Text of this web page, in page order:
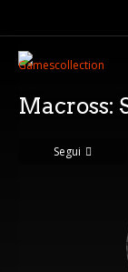
Macross:
Segui